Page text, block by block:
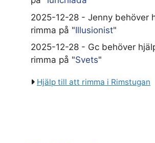
2025-12-28 - Jenny behöver
rimma på "Illusionist"
2025-12-28 - Gc behöver
rimma på "Svets"
Hjälp till att rimma i Rimstugan